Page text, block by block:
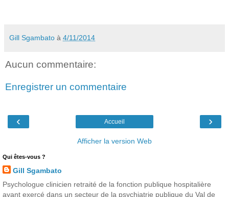
Gill Sgambato à 4/11/2014
Aucun commentaire:
Enregistrer un commentaire
‹ ›
Accueil
Afficher la version Web
Qui êtes-vous ?
Gill Sgambato
Psychologue clinicien retraité de la fonction publique hospitalière
ayant exercé dans un secteur de la psychiatrie publique du Val de